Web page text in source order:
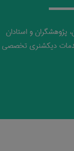
پژوهشگران و استادان
دیکشنری تخصصی